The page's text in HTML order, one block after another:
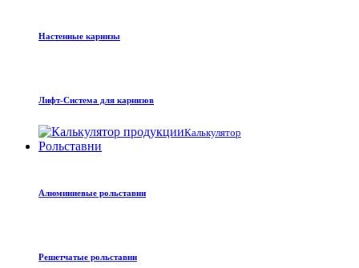
Настенные карнизы
Лифт-Система для карнизов
Калькулятор
Рольставни
Алюминиевые рольставни
Решетчатые рольставни